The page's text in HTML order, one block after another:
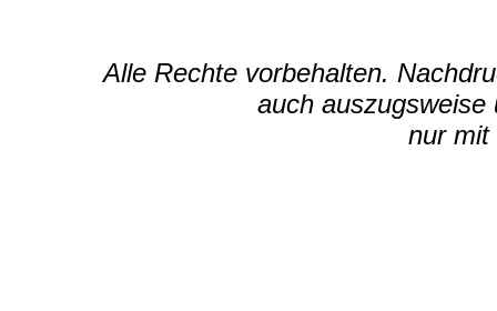
Alle Rechte vorbehalten.
auch auszugsweise
nur mit